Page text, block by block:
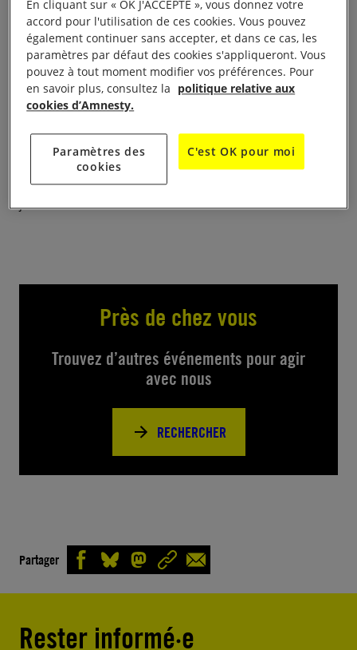
15H à 18H
En appui à la campagne AIF « Des visas pour la
liberté des femmes Afghanes persécutées » et au
rapport « La guerre des Talibans contre les
femmes », les groupes de la région Île de France
Sud Ouest organisent une table ronde sur la
situation des femmes en Afghanistan le samedi 20
Près de chez vous
Trouvez d’autres événements pour agir
avec nous
RECHERCHER
Partager
Rester informé·e
En cliquant sur « OK J'ACCEPTE », vous donnez votre
accord pour l'utilisation de ces cookies. Vous pouvez
également continuer sans accepter, et dans ce cas, les
paramètres par défaut des cookies s'appliqueront. Vous
pouvez à tout moment modifier vos préférences. Pour
en savoir plus, consultez la politique relative aux
cookies d’Amnesty.
Paramètres des
cookies
C'est OK pour moi